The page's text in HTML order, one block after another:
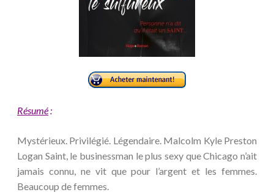
Résumé:
Mystérieux. Privilégié. Légendaire. Malcolm Kyle Preston
Logan Saint, le businessman le plus sexy que Chicago n’ait
jamais connu, ne vit que pour l’argent et les femmes.
Beaucoup de femmes.